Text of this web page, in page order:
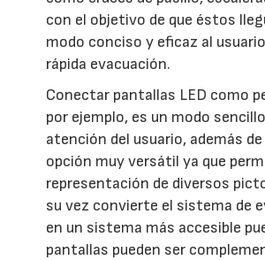
con el objetivo de que éstos
modo conciso y eficaz al
rápida evacuación.
Conectar pantallas LED como
por ejemplo, es un modo
atención del usuario, además
opción muy versátil ya que
representación de diversos
su vez convierte el sistema de
en un sistema más accesible
pantallas pueden ser